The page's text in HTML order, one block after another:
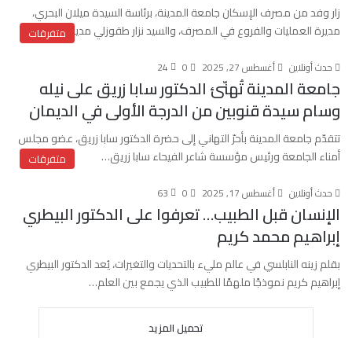
زار وفد من مصرف الإسكان جامعة المدينة، برئاسة السيدة ميلان البحري،
مديرة العمليات والفروع في المصرف، والسيد نزار طقوزلي مدير…متفرقات
حدث أونلاين أغسطس 27, 2025 0
24
جامعة المدينة تُهنّئ الدكتور سابا زريق على نيله
وسام سيدة قنوبين من الدرجة الأولى في الديمان
تتقدّم جامعة المدينة بأحرّ التهاني إلى حضرة الدكتور سابا زريق، عضو مجلس
أمناء الجامعة ورئيس مؤسسة شاعر الفيحاء سابا زريق…
متفرقات
حدث أونلاين أغسطس 17, 2025 0
63
الإنسان قبل الطبيب… تعرفوا على الدكتور البيطري
إبراهيم محمد كريم
بقلم زينه النابلسي في عالم مليء بالتحديات والتغيرات، يُعد الدكتور البيطري
إبراهيم كريم نموذجًا ملهمًا للطبيب الذي يجمع بين العلم…
تحميل المزيد